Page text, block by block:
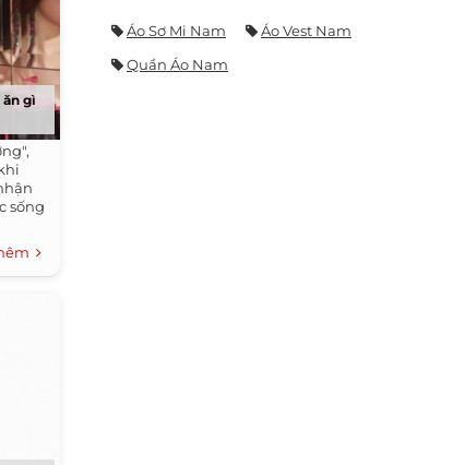
gì
sống
Áo Sơ Mi Nam
Áo Vest Nam
Quần Áo Nam